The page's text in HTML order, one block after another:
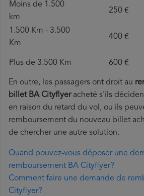
Moins de 1.500
km
250 €
1.500 Km - 3.500
Km
400 €
Plus de 3.500 Km 600 €
En outre, les passagers ont droit au
billet BA Cityflyeracheté s'ils
en raison du retard du vol, ou ils
remboursement du nouveau billet
de chercher une autre solution.
Quand pouvez-vous déposer une
remboursement BA Cityflyer?
Comment faire une demande de
Cityflyer?